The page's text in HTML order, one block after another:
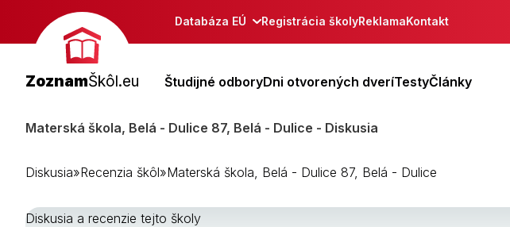
Databáza EÚ Registrácia školyReklamaKontakt
ZoznamŠkôl.eu Študijné odboryDni otvorených dveríTestyČlánky
Materská škola, Belá - Dulice 87, Belá - Dulice - Diskusia
Diskusia»Recenzia škôl»Materská škola, Belá - Dulice 87, Belá - Dulice
Diskusia a recenzie tejto školy